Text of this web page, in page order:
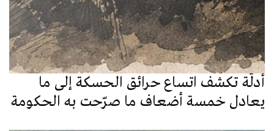
أدلّة تكشف اتساع حرائق الحسكة إلى ما
يعادل خمسة أضعاف ما صرّحت به الحكومة